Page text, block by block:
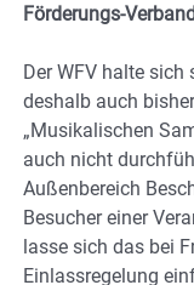
Förderungs-
Der WFV halte
deshalb auch
„Musikalischen
auch nicht
Außenbereich
Besucher einer
lasse sich das bei
Einlassregelung